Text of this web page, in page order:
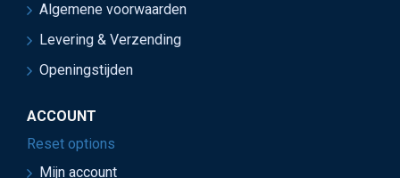
Algemene voorwaarden
Levering & Verzending
Openingstijden
ACCOUNT
Reset options
Mijn account